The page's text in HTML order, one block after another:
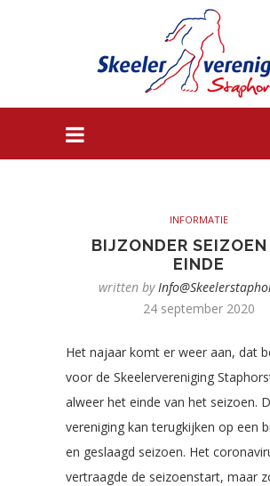
INFORMATIE
BIJZONDER
EINDE
written by
24 september 2020
Het najaar komt er weer aan, dat
voor de Skeelervereniging
alweer het einde van het seizoen.
vereniging kan terugkijken op een
en geslaagd seizoen. Het
vertraagde de seizoenstart, maar